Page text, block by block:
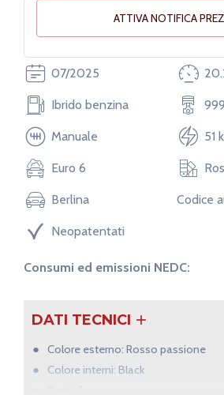
371 cm
ATTIVA NOTIFICA
07/2025
Ibrido benzina
Manuale 51
Euro 6
Berlina Codice
Neopatentati
Consumi ed emissioni NEDC:
DATI TECNICI
Colore esterno: Rosso passione
Colore interni: Black